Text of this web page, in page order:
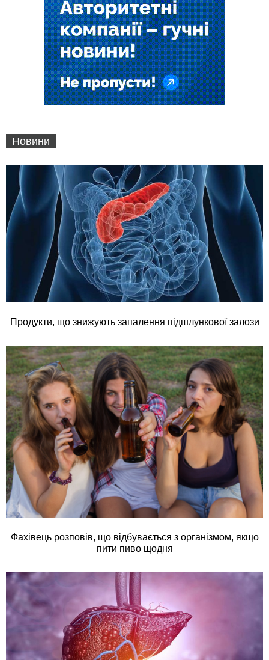
Новини
Продукти, що знижують запалення підшлункової залози
Фахівець розповів, що відбувається з організмом, якщо
пити пиво щодня